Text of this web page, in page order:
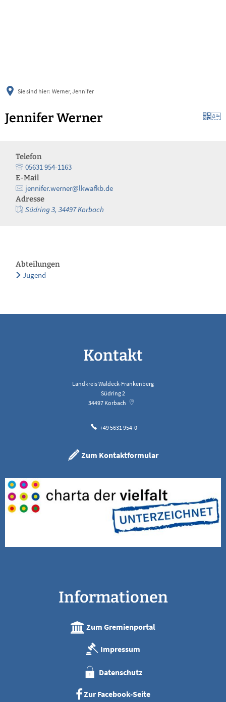
Sie sind hier: Werner, Jennifer
Jennifer Werner
Telefon
05631 954-1163
E-Mail
jennifer.werner@lkwafkb.de
Adresse
Südring 3, 34497 Korbach
Abteilungen
Jugend
Kontakt
Landkreis Waldeck-Frankenberg
Südring 2
34497 Korbach
+49 5631 954-0
Zum Kontaktformular
Informationen
Zum Gremienportal
Impressum
Datenschutz
Zur Facebook-Seite